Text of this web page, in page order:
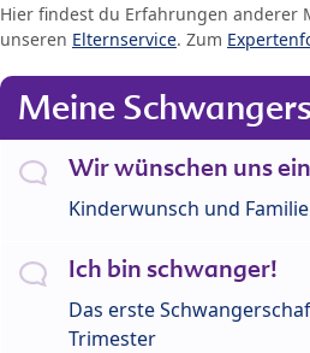
Hier findest du Erfahrungen anderer
unseren Elternservice. Zum
Meine
Wir wünschen uns
Kinderwunsch und
Ich bin schwanger!
Das erste
Trimester